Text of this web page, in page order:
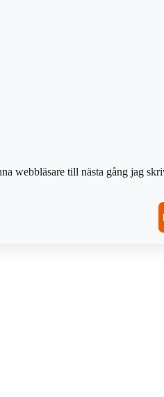
webbläsare till nästa gång jag